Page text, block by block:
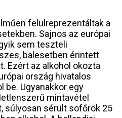
felülreprezentáltak a
Sajnos az európai
sem teszteli
balesetben érintett
Ezért az alkohol okozta
ország hivatalos
Ugyanakkor egy
mintavétel
súlyosan sérült sofőrök 25